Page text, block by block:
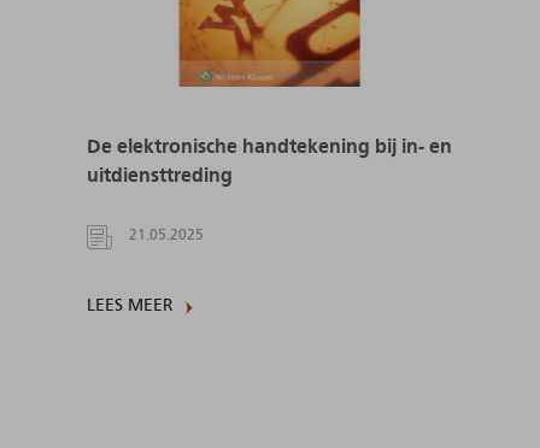
De elektronische handtekening bij in- en
uitdiensttreding
21.05.2025
LEES MEER